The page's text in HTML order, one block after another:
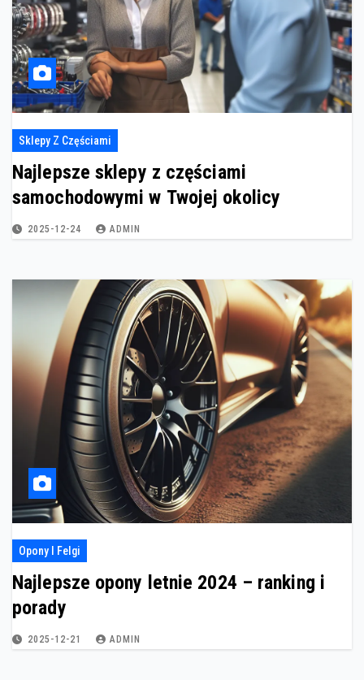
Sklepy Z Częściami
Najlepsze sklepy z częściami
samochodowymi w Twojej okolicy
2025-12-24 ADMIN
Opony I Felgi
Najlepsze opony letnie 2024 – ranking i
porady
2025-12-21 ADMIN